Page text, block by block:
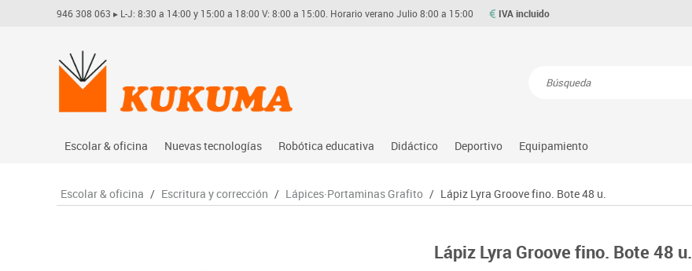
946 308 063 ▸ L-J: 8:30 a 14:00 y 15:00 a 18:00 V: 8:00 a 15:00. Horario verano Julio 8:00 a 15:00 IVA incluido
Escolar & oficina
Archivo
Nuevas tecnologías
Audio
Robótica educativa
Arduino
Didáctico
Asociación y atención
Espacios exteriores
Matemáticas
Música
Deportivo
Atletismo
Comp. deportivos
Equipamiento
Hockey
Equipamiento
Aulas entornos naturales
Mesas educación
Escolar & oficina / Escritura y corrección / Lápices·Portaminas Grafito / Lápiz Lyra Groove fino. Bote 48 u.
Lápiz Lyra Groove fino. Bote 48 u.